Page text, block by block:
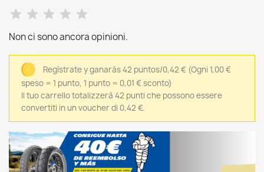
Non ci sono ancora opinioni.
Regístrate y ganarás 42 puntos/0,42 € (Ogni 1,00 €
speso = 1 punto, 1 punto = 0,01 € sconto)
Il tuo carrello totalizzerà 42 punti che possono essere
convertiti in un voucher di 0,42 €.